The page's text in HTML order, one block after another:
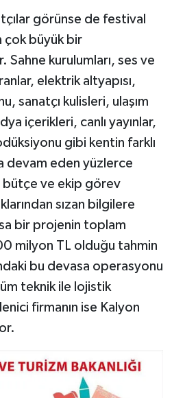
görünse de festival
çok büyük bir
Sahne kurulumları, ses ve
elektrik altyapısı,
sanatçı kulisleri, ulaşım
içerikleri, canlı yayınlar,
gibi kentin farklı
devam eden yüzlerce
bütçe ve ekip görev
sızan bilgilere
bir projenin toplam
milyon TL olduğu tahmin
bu devasa operasyonu
teknik ile lojistik
firmanın ise Kalyon